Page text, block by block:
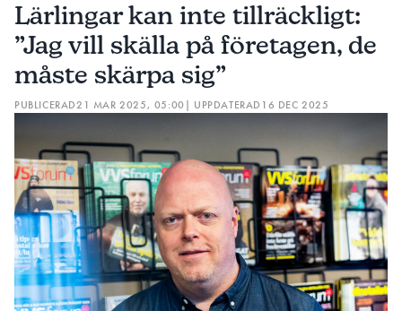
Lärlingar kan inte tillräckligt:
”Jag vill skälla på företagen, de
måste skärpa sig”
PUBLICERAD21 MAR 2025, 05:00 | UPPDATERAD 16 DEC 2025